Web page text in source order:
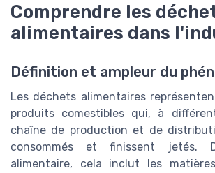
Comprendre les
alimentaires dans
Définition et ampleur du
Les déchets alimentaires
produits comestibles qui, à
chaîne de production et de
consommés et finissent jetés.
alimentaire, cela inclut les